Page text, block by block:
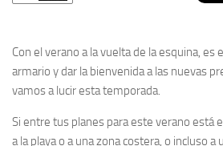
Con el verano a la vuelta de la esquina,
armario y dar la bienvenida a las nuevas
vamos a lucir esta temporada.
Si entre tus planes para este verano está
a la playa o a una zona costera, o incluso a